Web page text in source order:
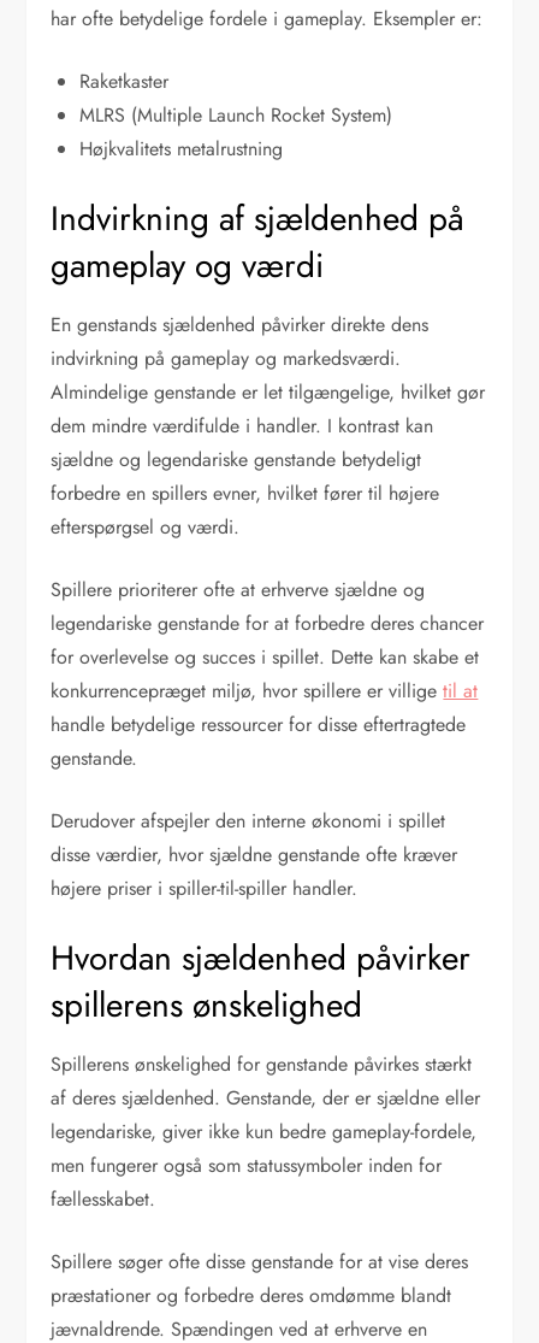
har ofte betydelige fordele i gameplay. Eksempler er:
Raketkaster
MLRS (Multiple Launch Rocket System)
Højkvalitets metalrustning
Indvirkning af sjældenhed på
gameplay og værdi
En genstands sjældenhed påvirker direkte dens
indvirkning på gameplay og markedsværdi.
Almindelige genstande er let tilgængelige, hvilket gør
dem mindre værdifulde i handler. I kontrast kan
sjældne og legendariske genstande betydeligt
forbedre en spillers evner, hvilket fører til højere
efterspørgsel og værdi.
Spillere prioriterer ofte at erhverve sjældne og
legendariske genstande for at forbedre deres chancer
for overlevelse og succes i spillet. Dette kan skabe et
konkurrencepræget miljø, hvor spillere er villigetil at
handle betydelige ressourcer for disse eftertragtede
genstande.
Derudover afspejler den interne økonomi i spillet
disse værdier, hvor sjældne genstande ofte kræver
højere priser i spiller-til-spiller handler.
Hvordan sjældenhed påvirker
spillerens ønskelighed
Spillerens ønskelighed for genstande påvirkes stærkt
af deres sjældenhed. Genstande, der er sjældne eller
legendariske, giver ikke kun bedre gameplay-fordele,
men fungerer også som statussymboler inden for
fællesskabet.
Spillere søger ofte disse genstande for at vise deres
præstationer og forbedre deres omdømme blandt
jævnaldrende. Spændingen ved at erhverve en